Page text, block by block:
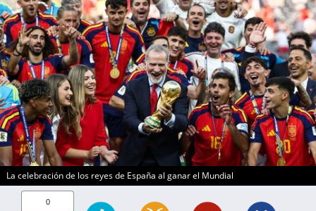
La celebración de los reyes de España al ganar el Mundial
0